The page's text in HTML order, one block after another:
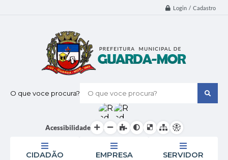
Login / Cadastro
O que voce procura?
Acessibilidade
CIDADÃO EMPRESA SERVIDOR